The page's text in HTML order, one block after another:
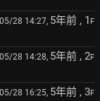
05/28 14:27, 5年前 , 1 F
05/28 14:28, 5年前 , 2F
05/28 16:25, 5年前 , 3F